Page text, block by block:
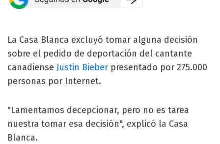
La Casa Blanca excluyó tomar alguna decisión
sobre el pedido de deportación del cantante
canadiense Justin Bieber presentado por 275.000
personas por Internet.
"Lamentamos decepcionar, pero no es tarea
nuestra tomar esa decisión", explicó la Casa
Blanca.